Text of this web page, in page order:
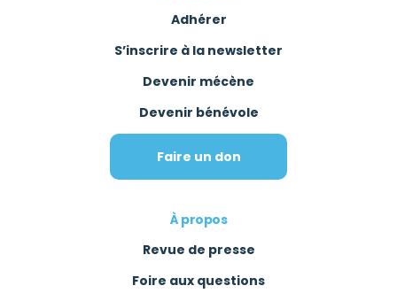
Adhérer
S’inscrire à la newsletter
Devenir mécène
Devenir bénévole
Faire un don
À propos
Revue de presse
Foire aux questions